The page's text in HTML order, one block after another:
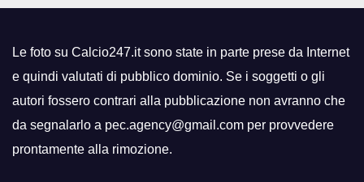
Le foto su Calcio247.it sono state in parte prese da Internet
e quindi valutati di pubblico dominio. Se i soggetti o gli
autori fossero contrari alla pubblicazione non avranno che
da segnalarlo a pec.agency@gmail.com per provvedere
prontamente alla rimozione.